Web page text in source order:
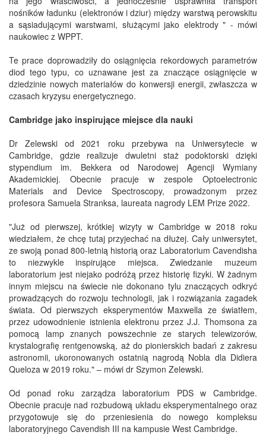
nośników ładunku (elektronów i dziur) między warstwą perowskitu
a sąsiadującymi warstwami, służącymi jako elektrody " - mówi
naukowiec z WPPT.
Te prace doprowadziły do osiągnięcia rekordowych parametrów
diod tego typu, co uznawane jest za znaczące osiągnięcie w
dziedzinie nowych materiałów do konwersji energii, zwłaszcza w
czasach kryzysu energetycznego.
Cambridge jako inspirujące miejsce dla nauki
Dr Zelewski od 2021 roku przebywa na Uniwersytecie w
Cambridge, gdzie realizuje dwuletni staż podoktorski dzięki
stypendium im. Bekkera od Narodowej Agencji Wymiany
Akademickiej. Obecnie pracuje w zespole Optoelectronic
Materials and Device Spectroscopy, prowadzonym przez
profesora Samuela Stranksa, laureata nagrody LEM Prize 2022.
"Już od pierwszej, krótkiej wizyty w Cambridge w 2018 roku
wiedziałem, że chcę tutaj przyjechać na dłużej. Cały uniwersytet,
ze swoją ponad 800-letnią historią oraz Laboratorium Cavendisha
to niezwykle inspirujące miejsca. Zwiedzanie muzeum
laboratorium jest niejako podróżą przez historię fizyki. W żadnym
innym miejscu na świecie nie dokonano tylu znaczących odkryć
prowadzących do rozwoju technologii, jak i rozwiązania zagadek
świata. Od pierwszych eksperymentów Maxwella ze światłem,
przez udowodnienie istnienia elektronu przez J.J. Thomsona za
pomocą lamp znanych powszechnie ze starych telewizorów,
krystalografię rentgenowską, aż do pionierskich badań z zakresu
astronomii, ukoronowanych ostatnią nagrodą Nobla dla Didiera
Queloza w 2019 roku." – mówi dr Szymon Zelewski.
Od ponad roku zarządza laboratorium PDS w Cambridge.
Obecnie pracuje nad rozbudową układu eksperymentalnego oraz
przygotowuje się do przeniesienia do nowego kompleksu
laboratoryjnego Cavendish III na kampusie West Cambridge.